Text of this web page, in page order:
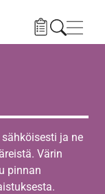
ja ne
Värin
pinnan